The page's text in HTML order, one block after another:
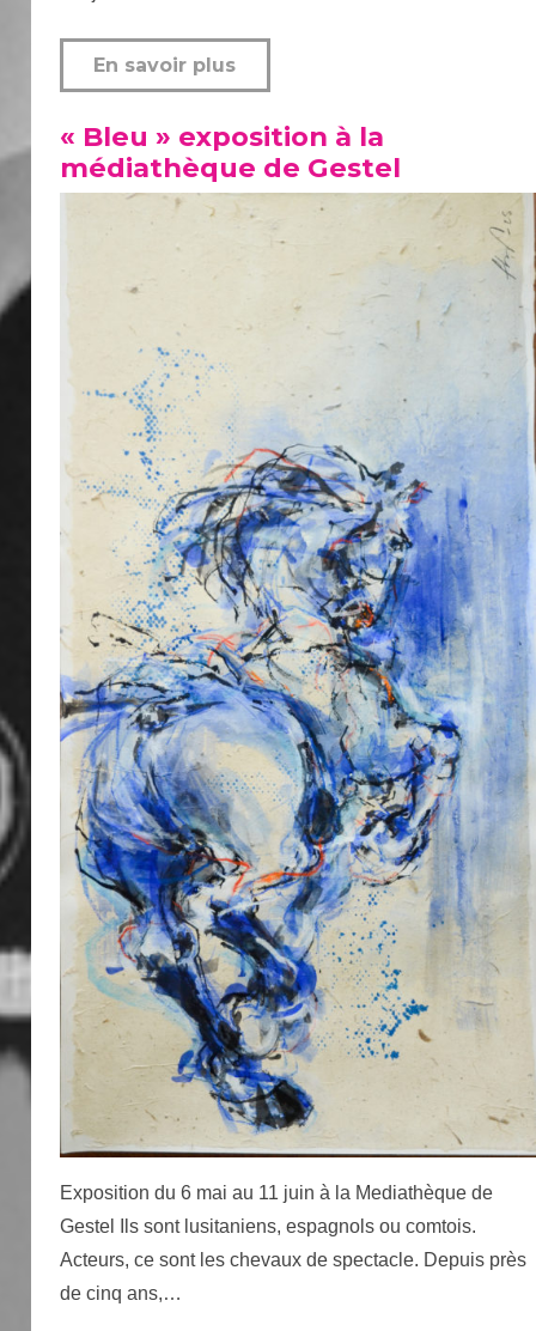
En savoir plus
« Bleu » exposition à la
médiathèque de Gestel
Exposition du 6 mai au 11 juin à la Mediathèque de
Gestel Ils sont lusitaniens, espagnols ou comtois.
Acteurs, ce sont les chevaux de spectacle. Depuis près
de cinq ans,…